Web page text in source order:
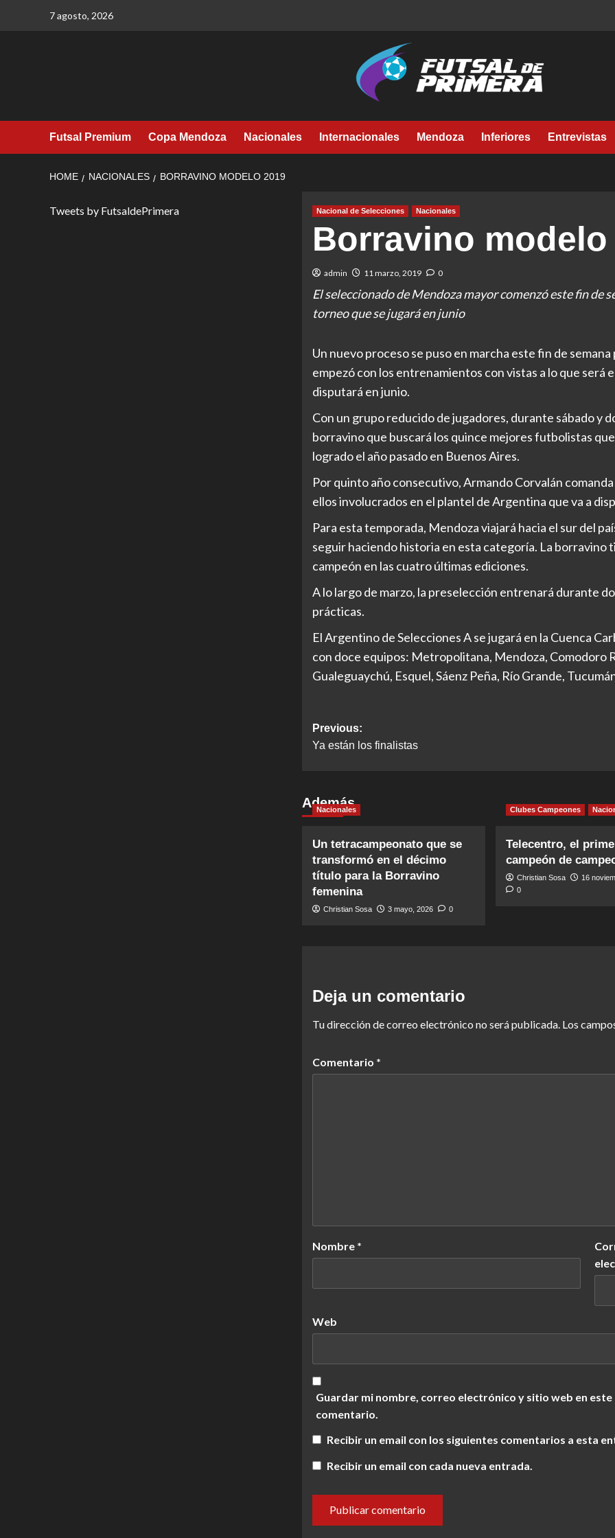
7 agosto, 2026
Futsal Premium Copa Mendoza Nacionales Internacionales Mendoza Inferiores Entrevistas
HOME NACIONALES BORRAVINO MODELO 2019
Nacional de Selecciones Nacionales
Borravino modelo
admin 11 marzo, 2019 0
El seleccionado de Mendoza mayor comenzó este fin de
torneo que se jugará en junio
Un nuevo proceso se puso en marcha este fin de
empezó con los entrenamientos con vistas a lo que será
disputará en junio.
Con un grupo reducido de jugadores, durante sábado y
borravino que buscará los quince mejores futbolistas
logrado el año pasado en Buenos Aires.
Por quinto año consecutivo, Armando Corvalán
ellos involucrados en el plantel de Argentina que va a
Para esta temporada, Mendoza viajará hacia el sur del
seguir haciendo historia en esta categoría. La borravino
campeón en las cuatro últimas ediciones.
A lo largo de marzo, la preselección entrenará durante
prácticas.
El Argentino de Selecciones A se jugará en la Cuenca
con doce equipos: Metropolitana, Mendoza, Comodoro
Gualeguaychú, Esquel, Sáenz Peña, Río Grande,
Post
navigation
Previous:
Ya están los finalistas
Además
Nacionales
Un tetracampeonato que se
transformó en el décimo
título para la Borravino
femenina
Christian Sosa 3 mayo, 2026 0
Clubes Campeones
Telecentro, el
campeón de
Christian Sosa
16
0
Deja un comentario
Tu dirección de correo electrónico no será publicada. Los
Comentario *
Nombre *
Web
Guardar mi nombre, correo electrónico y sitio web en
comentario.
Recibir un email con los siguientes comentarios a esta
Recibir un email con cada nueva entrada.
Tweets by FutsaldePrimera